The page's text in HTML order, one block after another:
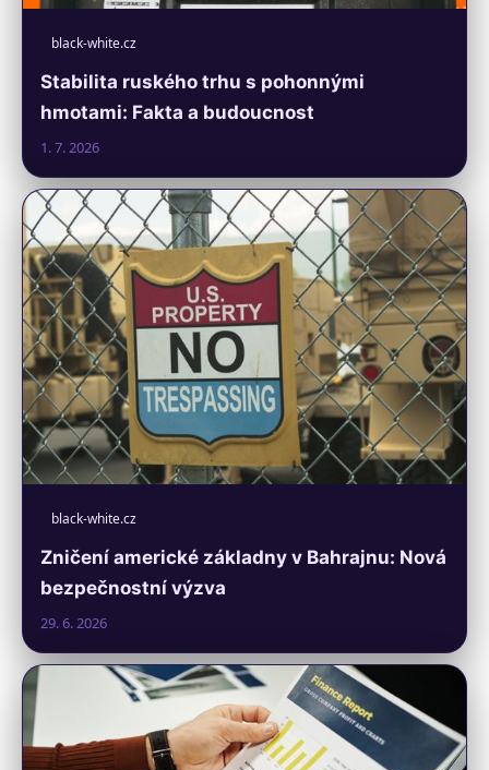
black-white.cz
Stabilita ruského trhu s pohonnými
hmotami: Fakta a budoucnost
1. 7. 2026
black-white.cz
Zničení americké základny v Bahrajnu: Nová
bezpečnostní výzva
29. 6. 2026